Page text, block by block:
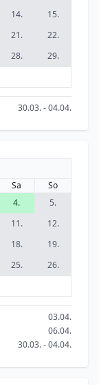
14.
15.
21.
22.
28.
29.
30.03. - 04.04.
Sa
So
4.
5.
11.
12.
18.
19.
25.
26.
03.04.
06.04.
30.03. - 04.04.